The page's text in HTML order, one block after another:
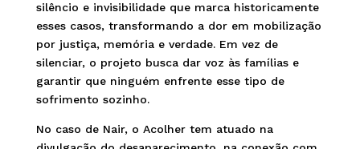
silêncio e invisibilidade que marca historicamente
esses casos, transformando a dor em mobilização
por justiça, memória e verdade. Em vez de
silenciar, o projeto busca dar voz às famílias e
garantir que ninguém enfrente esse tipo de
sofrimento sozinho.
No caso de Nair, o Acolher tem atuado na